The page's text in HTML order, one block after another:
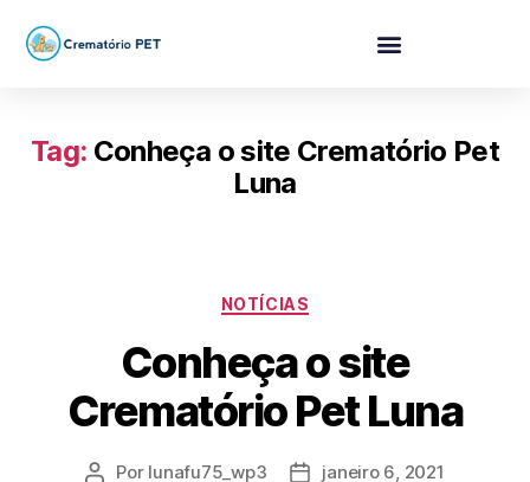
Tag: Conheça o site Crematório Pet
Luna
NOTÍCIAS
Conheça o site
Crematório Pet Luna
Por lunafu75_wp3
janeiro 6, 2021